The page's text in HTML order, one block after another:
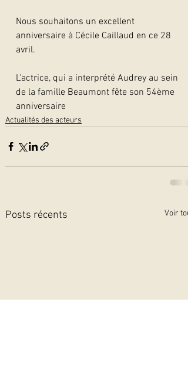
Nous souhaitons un excellent
anniversaire à Cécile Caillaud en ce 28
avril.
L'actrice, qui a interprété Audrey au sein
de la famille Beaumont fête son 54ème
anniversaire
Actualités des acteurs
Posts récents Voir tout